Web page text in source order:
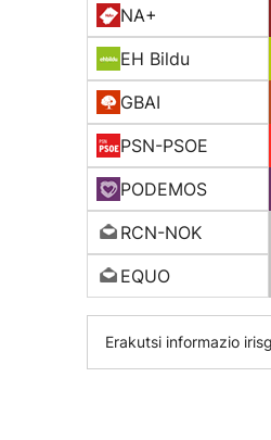
NA+
EH Bildu
GBAI
PSN-PSOE
PODEMOS
RCN-NOK
EQUO
Erakutsi informazio